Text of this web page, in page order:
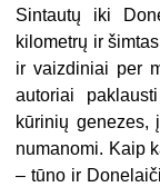
Sintautų iki
kilometrų ir
ir vaizdiniai per
autoriai
kūrinių genezes,
numanomi. Kaip
– tūno ir